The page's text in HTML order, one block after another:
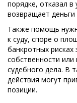
порядке, отказал в
возвращает
Также помощь
к суду, споре о
банкротных рисках
собственности
судебного дела. В
действия могут
позиции.